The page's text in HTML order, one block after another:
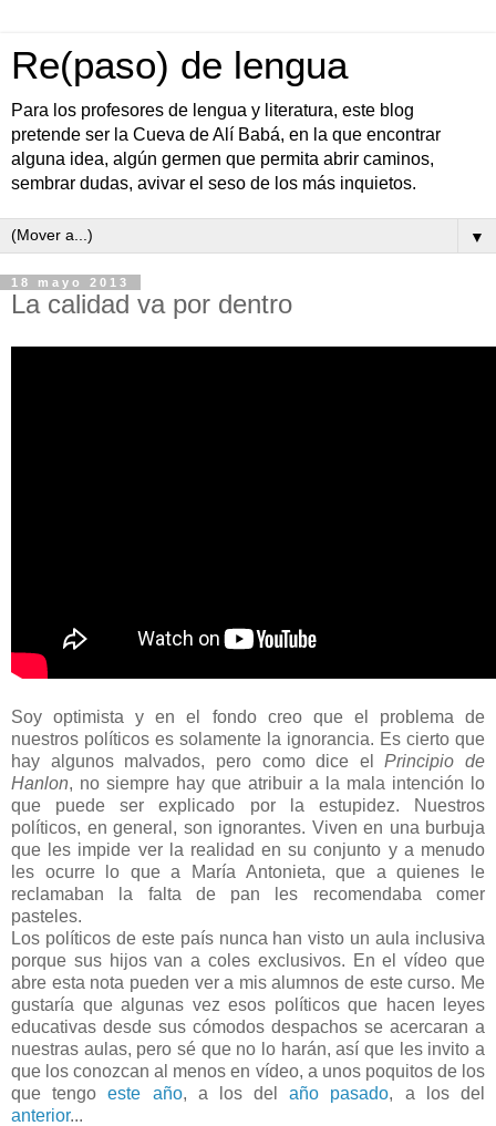
Re(paso) de lengua
Para los profesores de lengua y literatura, este blog
pretende ser la Cueva de Alí Babá, en la que encontrar
alguna idea, algún germen que permita abrir caminos,
sembrar dudas, avivar el seso de los más inquietos.
▼
18 mayo 2013
La calidad va por dentro
Soy optimista y en el fondo creo que el problema de
nuestros políticos es solamente la ignorancia. Es cierto que
hay algunos malvados, pero como dice elPrincipio de
Hanlon, no siempre hay que atribuir a la mala intención lo
que puede ser explicado por la estupidez. Nuestros
políticos, en general, son ignorantes. Viven en una burbuja
que les impide ver la realidad en su conjunto y a menudo
les ocurre lo que a María Antonieta, que a quienes le
reclamaban la falta de pan les recomendaba comer
pasteles.
Los políticos de este país nunca han visto un aula inclusiva
porque sus hijos van a coles exclusivos. En el vídeo que
abre esta nota pueden ver a mis alumnos de este curso. Me
gustaría que algunas vez esos políticos que hacen leyes
educativas desde sus cómodos despachos se acercaran a
nuestras aulas, pero sé que no lo harán, así que les invito a
que los conozcan al menos en vídeo, a unos poquitos de los
que tengoeste año, a los delaño pasado, a los del
anterior...